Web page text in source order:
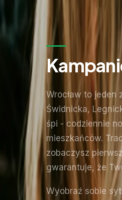
Wrocław to
Świdnicka,
śpi - codziennie
mieszkańców.
zobaczysz
gwarantuje, że
Wyobraź sobie